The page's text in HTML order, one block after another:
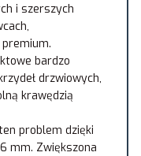
i szerszych
bardzo
drzwiowych,
krawędzią
problem dzięki
mm. Zwiększona